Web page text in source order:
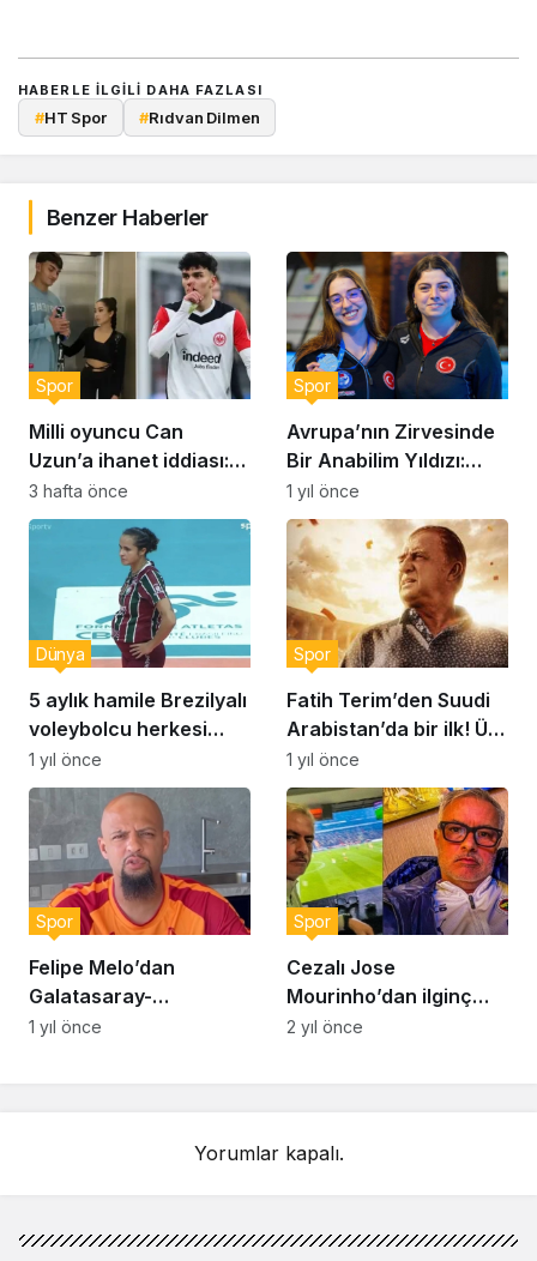
HABERLE ILGILI DAHA FAZLASI
#HT Spor #Rıdvan Dilmen
Benzer Haberler
Milli oyuncu Can
Uzun’a ihanet iddiası:
‘Asla bir erkeğe bağımlı
olmayın’
Spor
3 hafta önce
Avrupa’nın Zirvesinde
Bir Anabilim Yıldızı:
Selin Hürmeriç
Spor
1 yıl önce
5 aylık hamile Brezilyalı
voleybolcu herkesi
şaşırttı!
Dünya
1 yıl önce
Fatih Terim’den Suudi
Arabistan’da bir ilk! Üst
üste iki maçını…
Spor
1 yıl önce
Felipe Melo’dan
Galatasaray-
Fenerbahçe maçı için
Spor
1 yıl önce
Cezalı Jose
Mourinho’dan ilginç
paylaşım! “Yüzümden
Spor
2 yıl önce
Yorumlar kapalı.